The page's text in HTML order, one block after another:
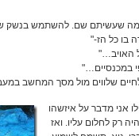
שעשיתם שם. להשתמש בנשק
בו כל הז-"
האויב…"
במכנסיים…"
שלווים מול מסך המחשב
אני מדבר על איזשהו
רק לחלום עליו. ואז